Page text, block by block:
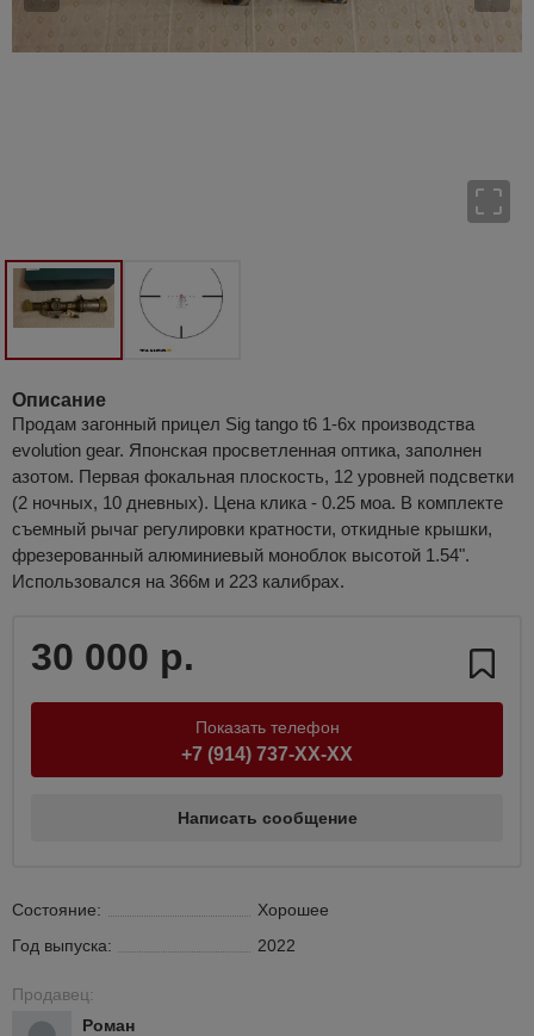
Описание
Продам загонный прицел Sig tango t6 1-6x производства
evolution gear. Японская просветленная оптика, заполнен
азотом. Первая фокальная плоскость, 12 уровней подсветки
(2 ночных, 10 дневных). Цена клика - 0.25 моа. В комплекте
съемный рычаг регулировки кратности, откидные крышки,
фрезерованный алюминиевый моноблок высотой 1.54".
Использовался на 366м и 223 калибрах.
30 000 р.
Показать телефон
+7 (914) 737-XX-XX
Написать сообщение
Состояние:
Хорошее
Год выпуска:
2022
Продавец:
Роман